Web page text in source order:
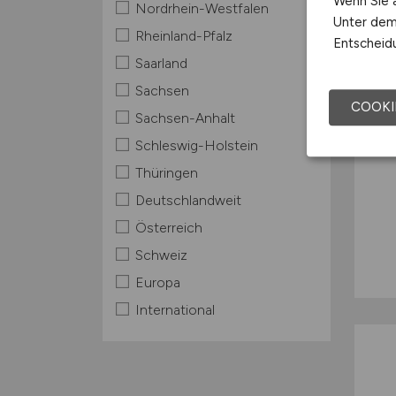
Nordrhein-Westfalen
Rheinland-Pfalz
Saarland
Sachsen
Sachsen-Anhalt
Schleswig-Holstein
Thüringen
Deutschlandweit
Österreich
Schweiz
Europa
International
Unter